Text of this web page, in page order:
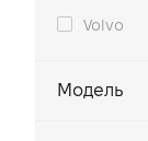
Volvo
Модель